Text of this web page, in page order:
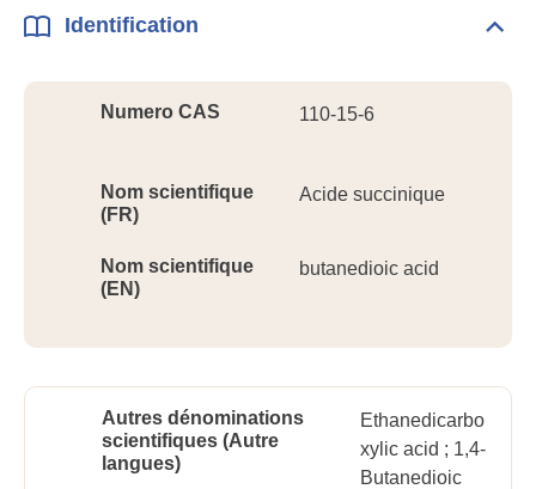
Identification
Numero CAS 110-15-6
Nom scientifique
(FR)
Acide succinique
Nom scientifique
(EN)
butanedioic acid
Autres dénominations
scientifiques (Autre
langues)
Ethanedicarbo
xylic acid ; 1,4-
Butanedioic